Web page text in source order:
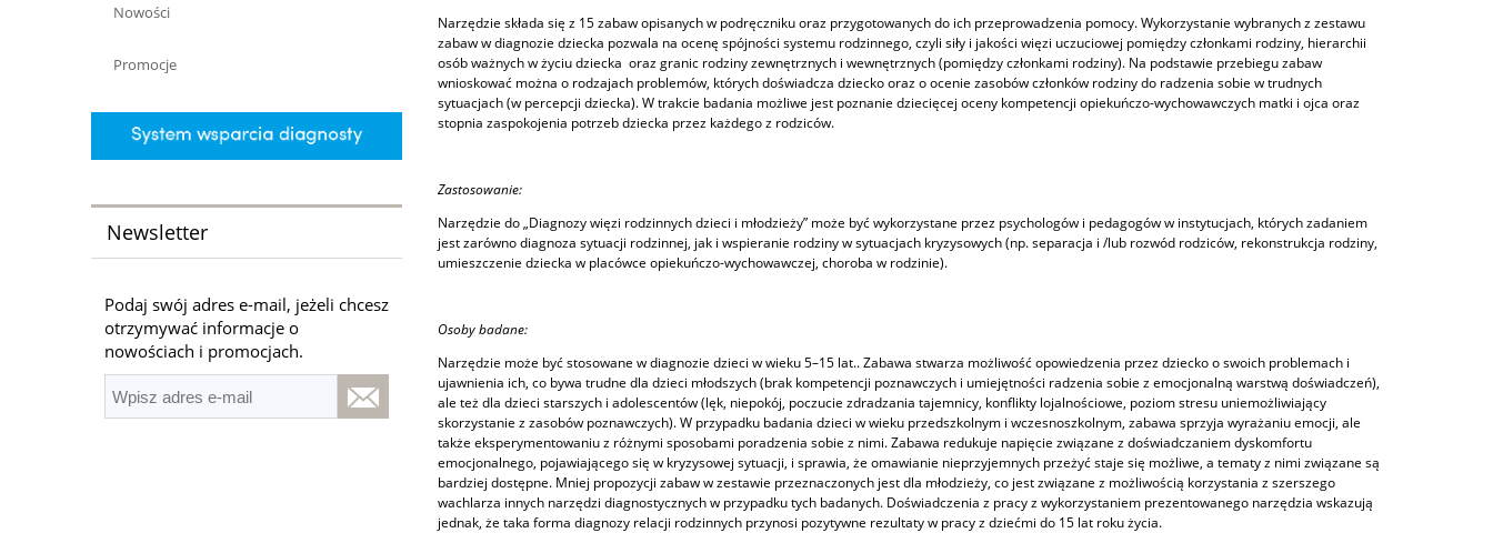
Nowości
Promocje
Newsletter
Podaj swój adres e-mail, jeżeli chcesz
otrzymywać informacje o
nowościach i promocjach.
Narzędzie składa się z 15 zabaw opisanych w podręczniku oraz przygotowanych do ich przeprowadzenia pomocy. Wykorzystanie wybranych z zestawu
zabaw w diagnozie dziecka pozwala na ocenę spójności systemu rodzinnego, czyli siły i jakości więzi uczuciowej pomiędzy członkami rodziny, hierarchii
osób ważnych w życiu dziecka oraz granic rodziny zewnętrznych i wewnętrznych (pomiędzy członkami rodziny). Na podstawie przebiegu zabaw
wnioskować można o rodzajach problemów, których doświadcza dziecko oraz o ocenie zasobów członków rodziny do radzenia sobie w trudnych
sytuacjach (w percepcji dziecka). W trakcie badania możliwe jest poznanie dziecięcej oceny kompetencji opiekuńczo-wychowawczych matki i ojca oraz
stopnia zaspokojenia potrzeb dziecka przez każdego z rodziców.
Zastosowanie:
Narzędzie do „Diagnozy więzi rodzinnych dzieci i młodzieży” może być wykorzystane przez psychologów i pedagogów w instytucjach, których zadaniem
jest zarówno diagnoza sytuacji rodzinnej, jak i wspieranie rodziny w sytuacjach kryzysowych (np. separacja i /lub rozwód rodziców, rekonstrukcja rodziny,
umieszczenie dziecka w placówce opiekuńczo-wychowawczej, choroba w rodzinie).
Osoby badane:
Narzędzie może być stosowane w diagnozie dzieci w wieku 5–15 lat.. Zabawa stwarza możliwość opowiedzenia przez dziecko o swoich problemach i
ujawnienia ich, co bywa trudne dla dzieci młodszych (brak kompetencji poznawczych i umiejętności radzenia sobie z emocjonalną warstwą doświadczeń),
ale też dla dzieci starszych i adolescentów (lęk, niepokój, poczucie zdradzania tajemnicy, konflikty lojalnościowe, poziom stresu uniemożliwiający
skorzystanie z zasobów poznawczych). W przypadku badania dzieci w wieku przedszkolnym i wczesnoszkolnym, zabawa sprzyja wyrażaniu emocji, ale
także eksperymentowaniu z różnymi sposobami poradzenia sobie z nimi. Zabawa redukuje napięcie związane z doświadczaniem dyskomfortu
emocjonalnego, pojawiającego się w kryzysowej sytuacji, i sprawia, że omawianie nieprzyjemnych przeżyć staje się możliwe, a tematy z nimi związane są
bardziej dostępne. Mniej propozycji zabaw w zestawie przeznaczonych jest dla młodzieży, co jest związane z możliwością korzystania z szerszego
wachlarza innych narzędzi diagnostycznych w przypadku tych badanych. Doświadczenia z pracy z wykorzystaniem prezentowanego narzędzia wskazują
jednak, że taka forma diagnozy relacji rodzinnych przynosi pozytywne rezultaty w pracy z dziećmi do 15 lat roku życia.